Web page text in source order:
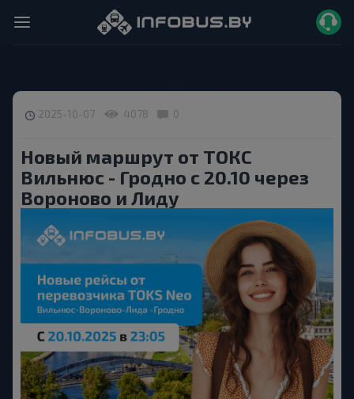
2025-10-07 4078 0
Новый маршрут от ТОКС
Вильнюс - Гродно с 20.10 через
Вороново и Лиду